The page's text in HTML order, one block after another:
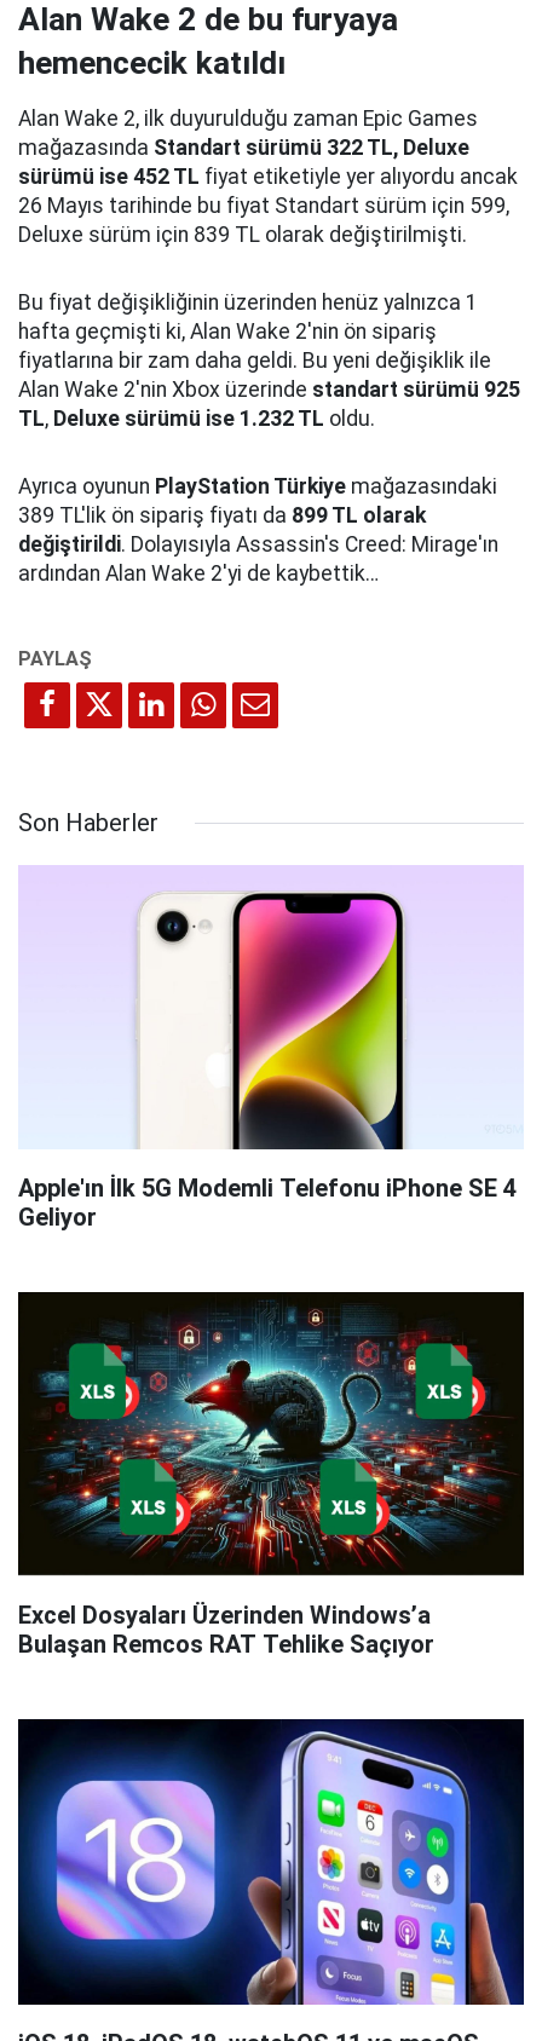
Alan Wake 2 de bu furyaya
hemencecik katıldı
Alan Wake 2, ilk duyurulduğu zaman Epic Games
mağazasında Standart sürümü 322 TL, Deluxe
sürümü ise 452 TL fiyat etiketiyle yer alıyordu ancak
26 Mayıs tarihinde bu fiyat Standart sürüm için 599,
Deluxe sürüm için 839 TL olarak değiştirilmişti.
Bu fiyat değişikliğinin üzerinden henüz yalnızca 1
hafta geçmişti ki, Alan Wake 2'nin ön sipariş
fiyatlarına bir zam daha geldi. Bu yeni değişiklik ile
Alan Wake 2'nin Xbox üzerinde standart sürümü 925
TL, Deluxe sürümü ise 1.232 TL oldu.
Ayrıca oyunun PlayStation Türkiye mağazasındaki
389 TL'lik ön sipariş fiyatı da 899 TL olarak
değiştirildi. Dolayısıyla Assassin's Creed: Mirage'ın
ardından Alan Wake 2'yi de kaybettik…
Son Haberler
Apple'ın İlk 5G Modemli Telefonu iPhone SE 4
Geliyor
Excel Dosyaları Üzerinden Windows’a
Bulaşan Remcos RAT Tehlike Saçıyor